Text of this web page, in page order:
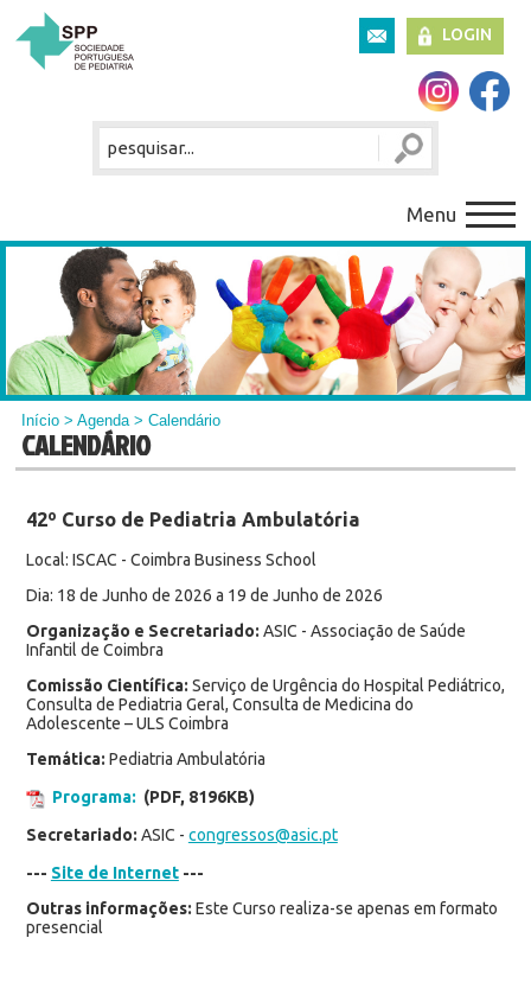
LOGIN
Menu
Início >Agenda> Calendário
CALENDÁRIO
42º Curso de Pediatria Ambulatória
Local: ISCAC - Coimbra Business School
Dia: 18 de Junho de 2026 a 19 de Junho de 2026
Organização e Secretariado: ASIC - Associação de Saúde
Infantil de Coimbra
Comissão Científica: Serviço de Urgência do Hospital Pediátrico,
Consulta de Pediatria Geral, Consulta de Medicina do
Adolescente – ULS Coimbra
Temática: Pediatria Ambulatória
Programa: (PDF, 8196KB)
Secretariado: ASIC - congressos@asic.pt
--- Site de Internet---
Outras informações: Este Curso realiza-se apenas em formato
presencial